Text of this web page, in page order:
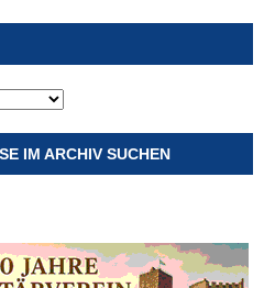
IM ARCHIV SUCHEN